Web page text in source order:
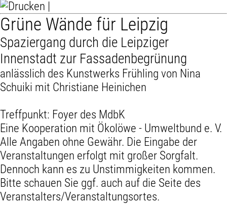
Grüne Wände für Leipzig
Spaziergang durch die Leipziger
Innenstadt zur Fassadenbegrünung
anlässlich des Kunstwerks Frühling von Nina
Schuiki mit Christiane Heinichen
Treffpunkt: Foyer des MdbK
Eine Kooperation mit Ökolöwe - Umweltbund e. V.
Alle Angaben ohne Gewähr. Die Eingabe der
Veranstaltungen erfolgt mit großer Sorgfalt.
Dennoch kann es zu Unstimmigkeiten kommen.
Bitte schauen Sie ggf. auch auf die Seite des
Veranstalters/Veranstaltungsortes.